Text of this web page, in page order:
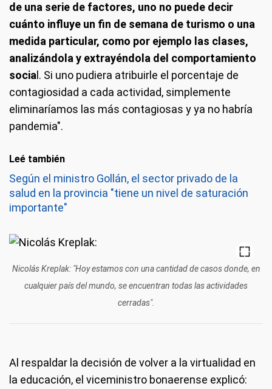
de una serie de factores, uno no puede decir
cuánto influye un fin de semana de turismo o una
medida particular, como por ejemplo las clases,
analizándola y extrayéndola del comportamiento
socia l. Si uno pudiera atribuirle el porcentaje de
contagiosidad a cada actividad, simplemente
eliminaríamos las más contagiosas y ya no habría
pandemia".
Leé también
Según el ministro Gollán, el sector privado de la
salud en la provincia "tiene un nivel de saturación
importante"
Nicolás Kreplak: "Hoy estamos con una cantidad de casos donde, en
cualquier país del mundo, se encuentran todas las actividades
cerradas".
Al respaldar la decisión de volver a la virtualidad en
la educación, el viceministro bonaerense explicó: